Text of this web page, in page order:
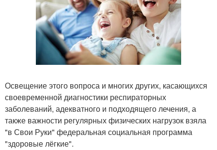
Освещение этого вопроса и многих других, касающихся
своевременной диагностики респираторных
заболеваний, адекватного и подходящего лечения, а
также важности регулярных физических нагрузок взяла
"в Свои Руки" федеральная социальная программа
"здоровые лёгкие".